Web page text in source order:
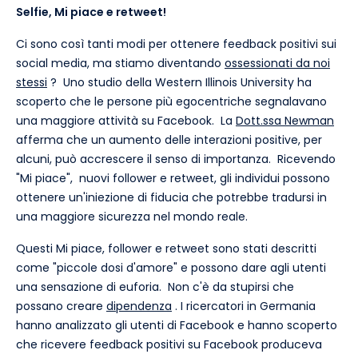
Selfie, Mi piace e retweet!
Ci sono così tanti modi per ottenere feedback positivi sui
social media, ma stiamo diventando ossessionati da noi
stessi ? Uno studio della Western Illinois University ha
scoperto che le persone più egocentriche segnalavano
una maggiore attività su Facebook. La Dott.ssa Newman
afferma che un aumento delle interazioni positive, per
alcuni, può accrescere il senso di importanza. Ricevendo
"Mi piace", nuovi follower e retweet, gli individui possono
ottenere un'iniezione di fiducia che potrebbe tradursi in
una maggiore sicurezza nel mondo reale.
Questi Mi piace, follower e retweet sono stati descritti
come "piccole dosi d'amore" e possono dare agli utenti
una sensazione di euforia. Non c'è da stupirsi che
possano creare dipendenza . I ricercatori in Germania
hanno analizzato gli utenti di Facebook e hanno scoperto
che ricevere feedback positivi su Facebook produceva